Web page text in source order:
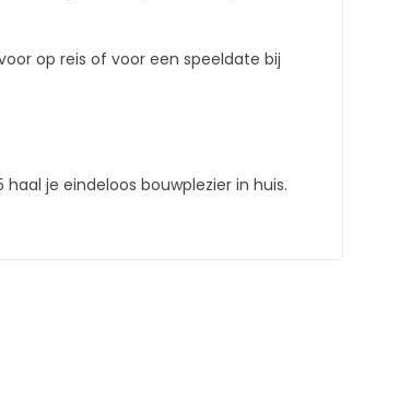
op reis of voor een speeldate bij
je eindeloos bouwplezier in huis.